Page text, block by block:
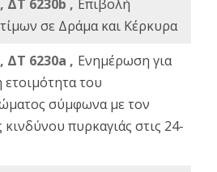
ΔΤ 6230b , Επιβολή
σε Δράμα και Κέρκυρα
ΔΤ 6230a , Ενημέρωση για
ετοιμότητα του
σύμφωνα με τον
πυρκαγιάς στις 24-